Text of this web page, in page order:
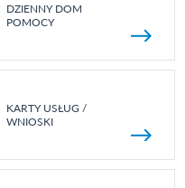
DZIENNY DOM
POMOCY
KARTY USŁUG /
WNIOSKI